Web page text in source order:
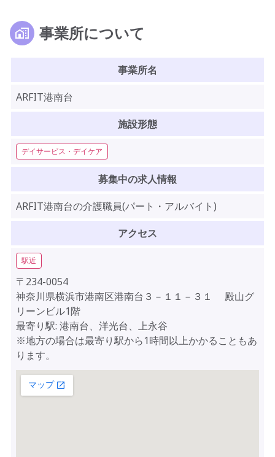
事業所について
事業所名
ARFIT港南台
施設形態
デイサービス・デイケア
募集中の求人情報
ARFIT港南台の介護職員(パート・アルバイト)
アクセス
駅近
〒234-0054
神奈川県横浜市港南区港南台３－１１－３１ 殿山グ
リーンビル1階
最寄り駅: 港南台、洋光台、上永谷
※地方の場合は最寄り駅から1時間以上かかることもあ
ります。